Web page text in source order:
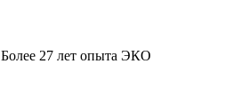
Более 27 лет опыта ЭКО